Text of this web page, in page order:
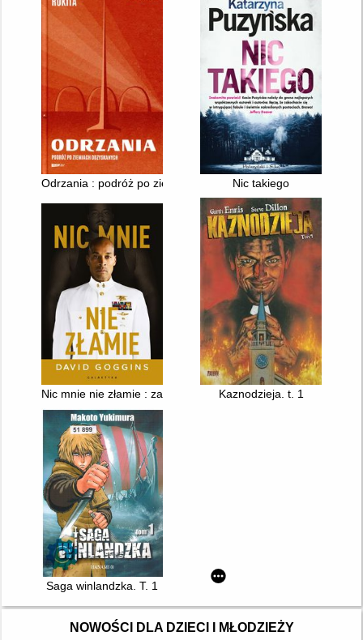
Odrzania : podróż po ziemiach odzyskanych
Nic takiego
Nic mnie nie złamie : zapanuj nad swoim umysłem i pokonaj
Kaznodzieja. t. 1
Saga winlandzka. T. 1
NOWOŚCI DLA DZIECI I MŁODZIEŻY